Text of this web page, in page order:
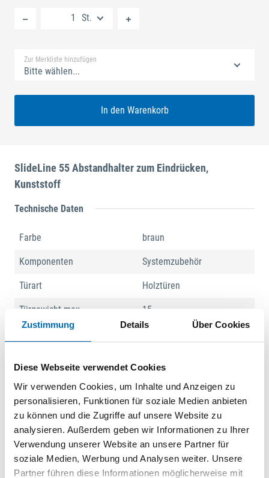
Zustimmung Details Über Cookies
Diese Webseite verwendet Cookies
Wir verwenden Cookies, um Inhalte und Anzeigen zu
personalisieren, Funktionen für soziale Medien anbieten
zu können und die Zugriffe auf unsere Website zu
analysieren. Außerdem geben wir Informationen zu Ihrer
Verwendung unserer Website an unsere Partner für
soziale Medien, Werbung und Analysen weiter. Unsere
Partner führen diese Informationen möglicherweise mit
St.
Zur Merkliste hinzufügen
Bitte wählen...
In den Warenkorb
SlideLine 55 Abstandhalter zum Eindrücken,
Kunststoff
Technische Daten
Farbe braun
Komponenten Systemzubehör
Türart Holztüren
Türgewicht max. 15
Für max. Türgewicht 15 kg
Nur in Verbindung mit dem Kunststoffprofil
Kunststoff braun
Dokumente